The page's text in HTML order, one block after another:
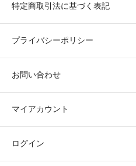
特定商取引法に基づく表記
プライバシーポリシー
お問い合わせ
マイアカウント
ログイン